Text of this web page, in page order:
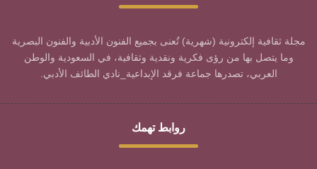
مجلة ثقافية إلكترونية (شهرية) تُعنى بجميع الفنون الأدبية والفنون البصرية
وما يتصل بها من رؤى فكرية ونقدية وثقافية، في السعودية والوطن
العربي، تصدرها جماعة فرقد الإبداعية_نادي الطائف الأدبي.
روابط تهمك